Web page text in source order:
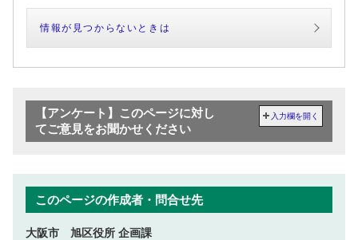
情報が見つからないときは
【アンケート】このページに対し
てご意見をお聞かせください
入力欄を開く
このページの作成者・問合せ先
大阪市 旭区役所 企画課